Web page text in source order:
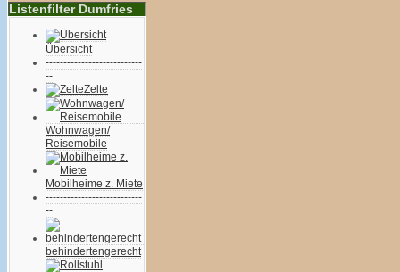
Listenfilter Dumfries
Übersicht
---------------------------
--
Zelte
Wohnwagen/
Reisemobile
Mobilheime z. Miete
---------------------------
--
behindertengerecht